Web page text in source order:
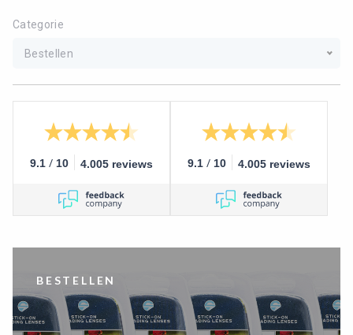
Categorie
Bestellen
9.1 / 10 4.005 reviews 9.1 / 10 4.005 reviews
BESTELLEN